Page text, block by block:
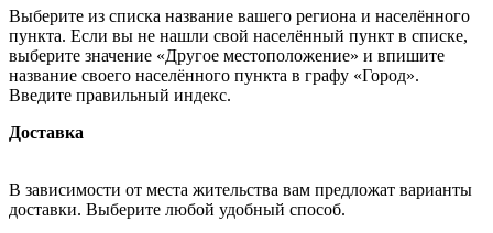
Выберите из списка название вашего региона и населённого
пункта. Если вы не нашли свой населённый пункт в списке,
выберите значение «Другое местоположение» и впишите
название своего населённого пункта в графу «Город».
Введите правильный индекс.
Доставка
В зависимости от места жительства вам предложат варианты
доставки. Выберите любой удобный способ.